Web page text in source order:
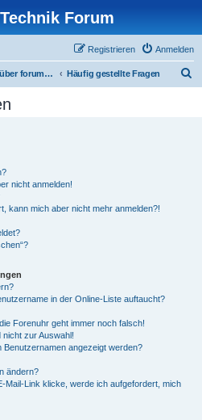
Forum
Anmelden
Registrieren
Übersicht über forum.timberwolf.io Häufig gestellte Fragen
nicht anmelden!
kann mich aber nicht mehr anmelden?!
in der Online-Liste auftaucht?
Forenuhr geht immer noch falsch!
zur Auswahl!
Benutzernamen angezeigt werden?
ändern?
Mail-Link klicke, werde ich aufgefordert, mich